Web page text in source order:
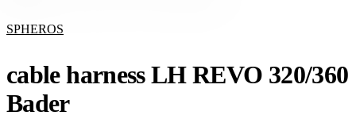
SPHEROS
cable harness LH REVO 320/360
Bader